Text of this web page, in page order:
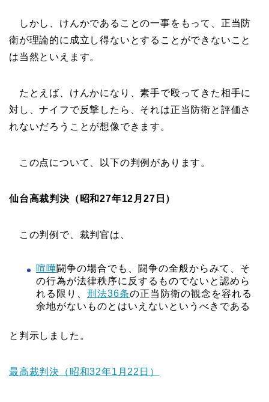
しかし、けんかであることの一事をもって、正当防
衛が理論的に成立し得ないとすることができないこと
は当然といえます。
たとえば、けんかになり、素手で殴ってきた相手に
対し、ナイフで反撃したら、それは正当防衛と評価さ
れないだろうことが想像できます。
この点について、以下の判例があります。
仙台高裁判決（昭和27年12月27日）
この判例で、裁判官は、
喧嘩闘争の場合でも、闘争の全般からみて、そ
の行為が法律秩序に反するものでないと認めら
れる限り、 刑法36条の正当防衛の観念を容れる
余地がないものとはいえないというべきである
と判示しました。
最高裁判決（昭和32年1月22日）